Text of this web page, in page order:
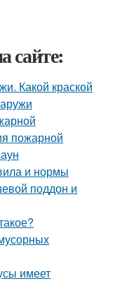
сайте:
Какой краской
пожарной
и нормы
поддон и
имеет